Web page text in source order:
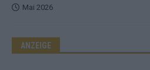
Mai 2026
ANZEIGE